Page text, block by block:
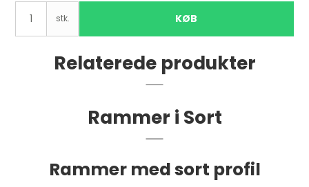
stk. KØB
Relaterede produkter
Rammer i Sort
Rammer med sort profil